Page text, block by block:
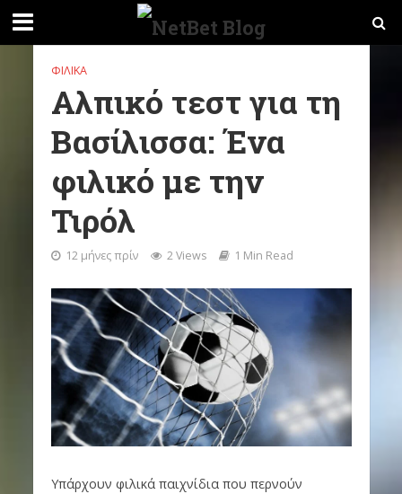
ΦΙΛΙΚΆ
Αλπικό τεστ για τη
Βασίλισσα: Ένα
φιλικό με την
Τιρόλ
12 μήνες πρίν 2 Views 1 Min Read
Υπάρχουν φιλικά παιχνίδια που περνούν